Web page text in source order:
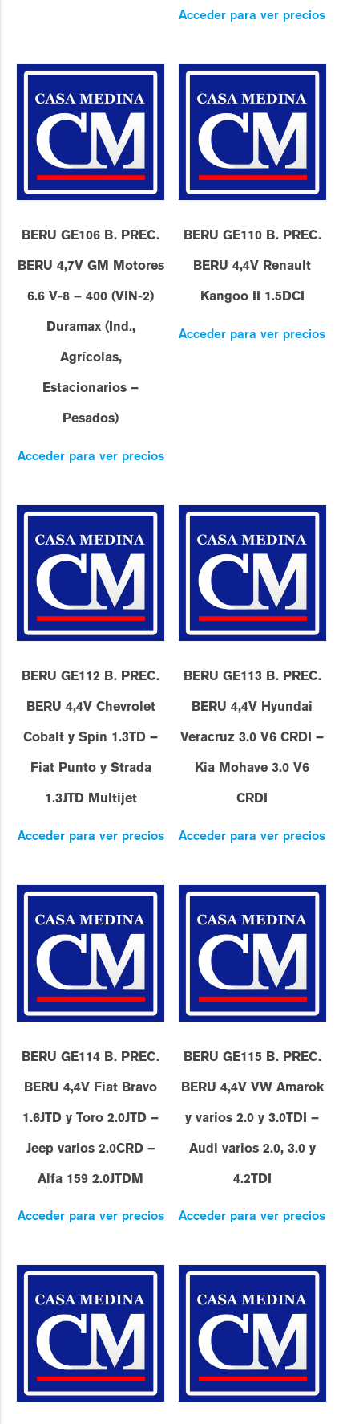
Acceder para ver precios
BERU GE106 B. PREC.
BERU 4,7V GM Motores
6.6 V-8 – 400 (VIN-2)
Duramax (Ind.,
Agrícolas,
Estacionarios –
Pesados)
Acceder para ver precios
BERU GE110 B. PREC.
BERU 4,4V Renault
Kangoo II 1.5DCI
Acceder para ver precios
BERU GE112 B. PREC.
BERU 4,4V Chevrolet
Cobalt y Spin 1.3TD –
Fiat Punto y Strada
1.3JTD Multijet
Acceder para ver precios
BERU GE113 B. PREC.
BERU 4,4V Hyundai
Veracruz 3.0 V6 CRDI –
Kia Mohave 3.0 V6
CRDI
Acceder para ver precios
BERU GE114 B. PREC.
BERU 4,4V Fiat Bravo
1.6JTD y Toro 2.0JTD –
Jeep varios 2.0CRD –
Alfa 159 2.0JTDM
Acceder para ver precios
BERU GE115 B. PREC.
BERU 4,4V VW Amarok
y varios 2.0 y 3.0TDI –
Audi varios 2.0, 3.0 y
4.2TDI
Acceder para ver precios